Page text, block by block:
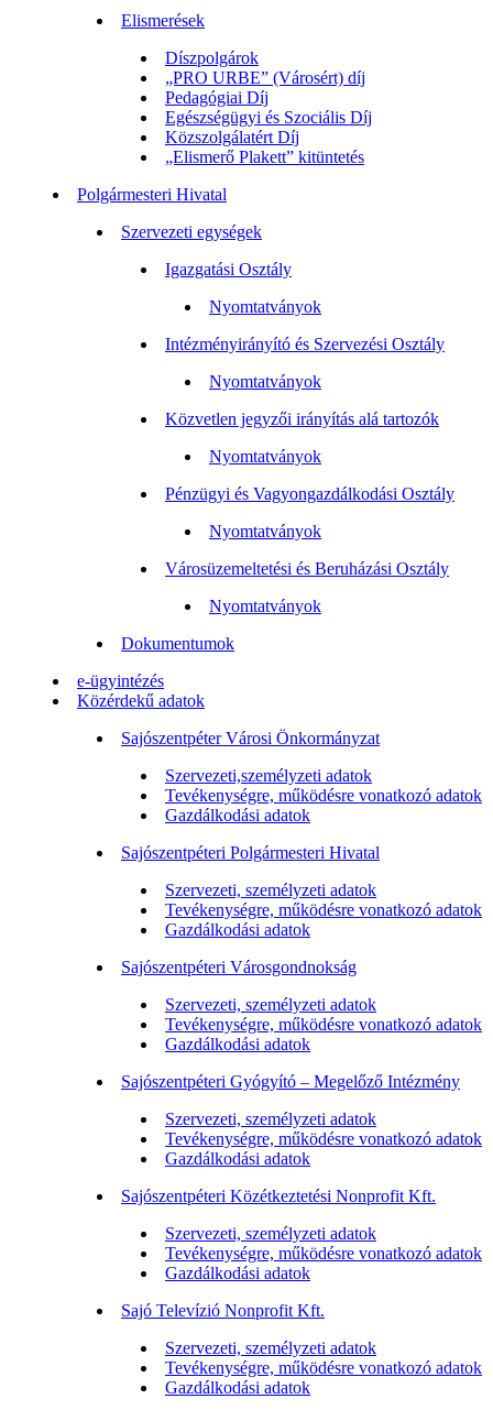
Elismerések
Díszpolgárok
„PRO URBE” (Városért) díj
Pedagógiai Díj
Egészségügyi és Szociális Díj
Közszolgálatért Díj
„Elismerő Plakett” kitüntetés
Polgármesteri Hivatal
Szervezeti egységek
Igazgatási Osztály
Nyomtatványok
Intézményirányító és Szervezési Osztály
Nyomtatványok
Közvetlen jegyzői irányítás alá tartozók
Nyomtatványok
Pénzügyi és Vagyongazdálkodási Osztály
Nyomtatványok
Városüzemeltetési és Beruházási Osztály
Nyomtatványok
Dokumentumok
e-ügyintézés
Közérdekű adatok
Sajószentpéter Városi Önkormányzat
Szervezeti,személyzeti adatok
Tevékenységre, működésre vonatkozó adatok
Gazdálkodási adatok
Sajószentpéteri Polgármesteri Hivatal
Szervezeti, személyzeti adatok
Tevékenységre, működésre vonatkozó adatok
Gazdálkodási adatok
Sajószentpéteri Városgondnokság
Szervezeti, személyzeti adatok
Tevékenységre, működésre vonatkozó adatok
Gazdálkodási adatok
Sajószentpéteri Gyógyító – Megelőző Intézmény
Szervezeti, személyzeti adatok
Tevékenységre, működésre vonatkozó adatok
Gazdálkodási adatok
Sajószentpéteri Közétkeztetési Nonprofit Kft.
Szervezeti, személyzeti adatok
Tevékenységre, működésre vonatkozó adatok
Gazdálkodási adatok
Sajó Televízió Nonprofit Kft.
Szervezeti, személyzeti adatok
Tevékenységre, működésre vonatkozó adatok
Gazdálkodási adatok